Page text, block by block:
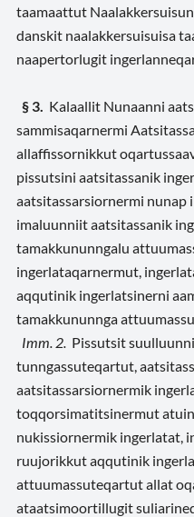
taamaattut
danskit naalakkersuisuisa
naapertorlugit
§ 3. Kalaallit Nunaanni
sammisaqarnermi
allaffissornikkut
pissutsini aatsitassanik
aatsitassarsiornermi
imaluunniit aatsitassanik
tamakkununngalu
ingerlataqarnermut,
aqqutinik ingerlatsinerni
tamakkununnga
Imm. 2. Pissutsit
tunngassuteqartut,
aatsitassarsiornermik
toqqorsimatitsinermut
nukissiornermik ingerlatat,
ruujorikkut aqqutinik
attuumassuteqartut allat
ataatsimoortillugit